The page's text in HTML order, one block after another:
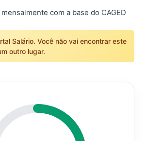
com a base do CAGED
Salário. Você não vai encontrar este
outro lugar.